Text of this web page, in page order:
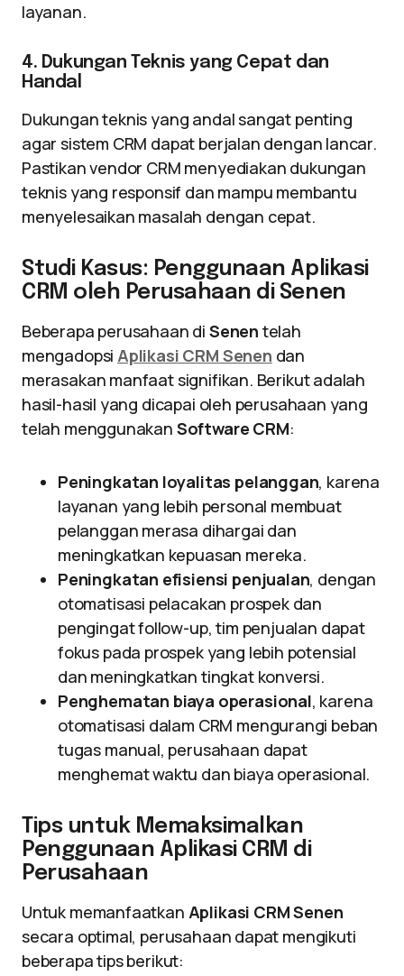
layanan.
4. Dukungan Teknis yang Cepat dan
Handal
Dukungan teknis yang andal sangat penting
agar sistem CRM dapat berjalan dengan lancar.
Pastikan vendor CRM menyediakan dukungan
teknis yang responsif dan mampu membantu
menyelesaikan masalah dengan cepat.
Studi Kasus: Penggunaan Aplikasi
CRM oleh Perusahaan di Senen
Beberapa perusahaan di Senen telah
mengadopsi Aplikasi CRM Senen dan
merasakan manfaat signifikan. Berikut adalah
hasil-hasil yang dicapai oleh perusahaan yang
telah menggunakan Software CRM:
Peningkatan loyalitas pelanggan, karena
layanan yang lebih personal membuat
pelanggan merasa dihargai dan
meningkatkan kepuasan mereka.
Peningkatan efisiensi penjualan, dengan
otomatisasi pelacakan prospek dan
pengingat follow-up, tim penjualan dapat
fokus pada prospek yang lebih potensial
dan meningkatkan tingkat konversi.
Penghematan biaya operasional, karena
otomatisasi dalam CRM mengurangi beban
tugas manual, perusahaan dapat
menghemat waktu dan biaya operasional.
Tips untuk Memaksimalkan
Penggunaan Aplikasi CRM di
Perusahaan
Untuk memanfaatkan Aplikasi CRM Senen
secara optimal, perusahaan dapat mengikuti
beberapa tips berikut: